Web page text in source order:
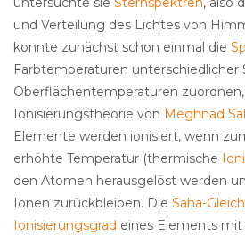
und Verteilung des Lichtes von
konnte zunächst schon einmal die
Farbtemperaturen unterschiedlicher
Oberflächentemperaturen
Ionisierungstheorie von Meghnad
Elemente werden ionisiert, wenn
erhöhte Temperatur (thermische
den Atomen herausgelöst werden
Ionen zurückbleiben. Die Saha-
Ionisierungsgrad eines Elements